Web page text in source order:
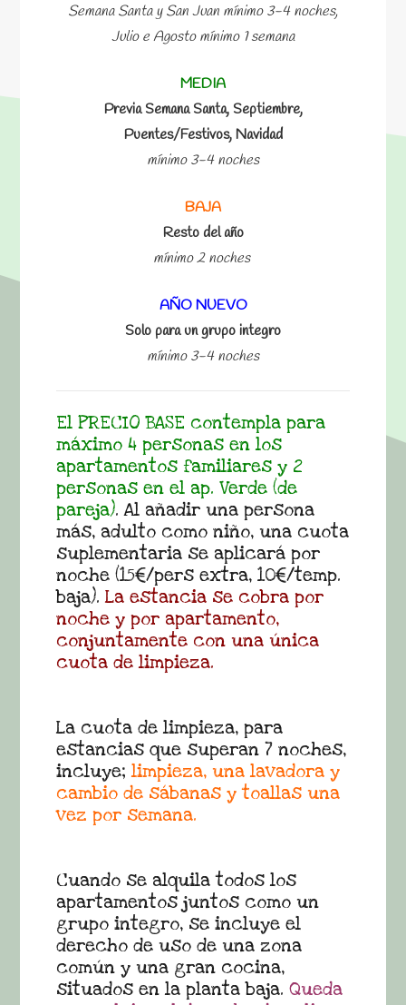
Semana Santa y San Juan mínimo 3-4 noches,
Julio e Agosto mínimo 1 semana
MEDIA
Previa Semana Santa, Septiembre,
Puentes/Festivos, Navidad
mínimo 3-4 noches
BAJA
Resto del año
mínimo 2 noches
AÑO NUEVO
Solo para un grupo integro
mínimo 3-4 noches
El PRECIO BASE contempla para
máximo 4 personas en los
apartamentos familiares y 2
personas en el ap. Verde (de
pareja). Al añadir una persona
más, adulto como niño, una cuota
suplementaria se aplicará por
noche (15€/pers extra, 10€/temp.
baja).La estancia se cobra por
noche y por apartamento,
conjuntamente con una única
cuota de limpieza.
La cuota de limpieza, para
estancias que superan 7 noches,
incluye; limpieza, una lavadora y
cambio de sábanas y toallas una
vez por semana.
Cuando se alquila todos los
apartamentos juntos como un
grupo integro, se incluye el
derecho de uso de una zona
común y una gran cocina,
situados en la planta baja.Queda